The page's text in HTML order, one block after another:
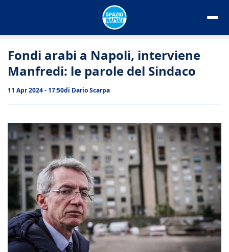
Fondi arabi a Napoli, interviene
Manfredi: le parole del Sindaco
11 Apr 2024 - 17:50di Dario Scarpa